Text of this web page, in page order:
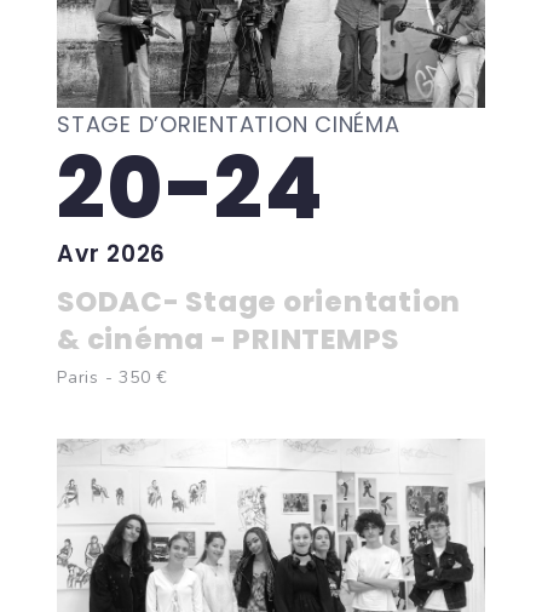
STAGE D’ORIENTATION CINÉMA
20-24
Avr 2026
SODAC- Stage orientation
& cinéma - PRINTEMPS
Paris - 350 €